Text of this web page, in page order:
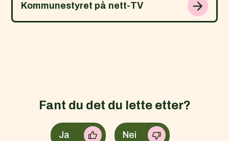
Kommunestyret på nett-TV
Fant du det du lette etter?
Ja Nei